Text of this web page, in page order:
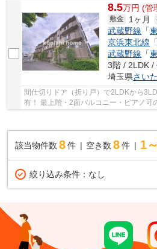
8.5万円 (管
敷金 1ヶ月
武蔵野線 「
京浜東北線
武蔵野線 「
3階 / 2LDK /
埼玉県さい
間仕切りドア（折り戸）で2LDKから
有！ 最上階・2面バルコニー・ピアノ可
き浴槽は生活時間のずれる家族にも嬉し
該当物件数 8件 空き数 8 件 1
絞り込み条件： なし